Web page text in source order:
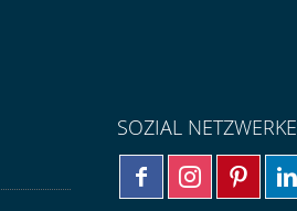
SOZIAL NETZWERKE